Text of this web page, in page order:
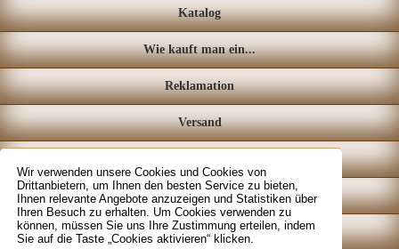
Wir verwenden unsere Cookies und Cookies von
Drittanbietern, um Ihnen den besten Service zu bieten,
Ihnen relevante Angebote anzuzeigen und Statistiken über
Ihren Besuch zu erhalten. Um Cookies verwenden zu
können, müssen Sie uns Ihre Zustimmung erteilen, indem
Sie auf die Taste „Cookies aktivieren“ klicken.
Katalog
Wie kauft man ein...
Reklamation
Versand
Fachgeschäft
Kontakt